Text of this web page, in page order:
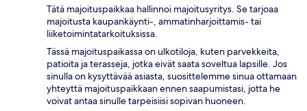
Tätä majoituspaikkaa hallinnoi majoitusyritys. Se tarjoaa
majoitusta kaupankäynti-, ammatinharjoittamis- tai
liiketoimintatarkoituksissa.
Tässä majoituspaikassa on ulkotiloja, kuten parvekkeita,
patioita ja terasseja, jotka eivät saata soveltua lapsille. Jos
sinulla on kysyttävää asiasta, suosittelemme sinua ottamaan
yhteyttä majoituspaikkaan ennen saapumistasi, jotta he
voivat antaa sinulle tarpeisiisi sopivan huoneen.